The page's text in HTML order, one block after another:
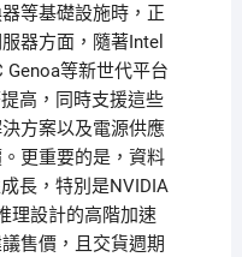
等基礎設施時，正
器方面，隨著Intel
Genoa等新世代平台
高，同時支援這些
方案以及電源供應
更重要的是，資料
長，特別是NVIDIA
理設計的高階加速
售價，且交貨週期